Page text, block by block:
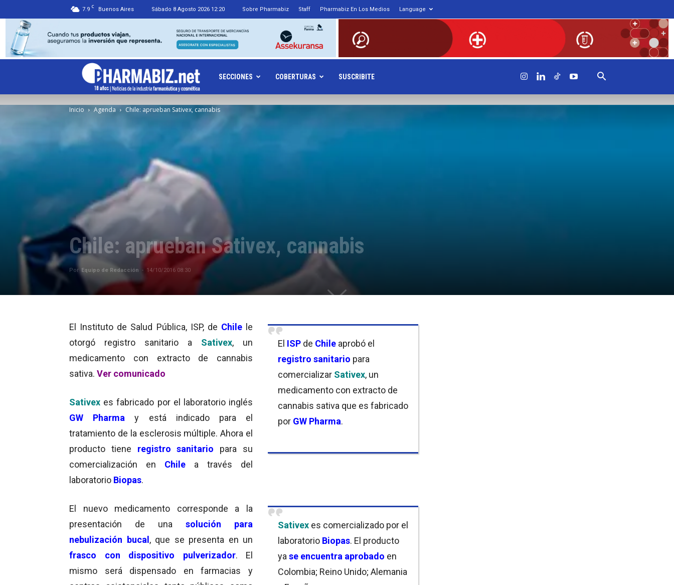
7.9 C Buenos Aires Sábado 8 Agosto 2026 12:20 Sobre Pharmabiz Staff Pharmabiz En Los Medios Language
Pharmabiz.NET
SECCIONES COBERTURAS SUSCRIBITE
Inicio Agenda Chile: aprueban Sativex, cannabis
Chile: aprueban Sativex, cannabis
Por Equipo de Redacción - 14/10/2016 08:30
El ISP de Chile aprobó el
registro sanitario para
comercializar Sativex, un
medicamento con extracto de
cannabis sativa que es fabricado
por GW Pharma.
El Instituto de Salud Pública, ISP, de Chilele
otorgó registro sanitario a Sativex, un
medicamento con extracto de cannabis
sativa. Ver comunicado
Sativex es fabricado por el laboratorio inglés
GW Pharma y está indicado para el
tratamiento de la esclerosis múltiple. Ahora el
producto tiene registro sanitario
para su
comercialización en Chile a través del
laboratorio Biopas.
Sativex es comercializado por el
laboratorio Biopas. El producto
ya se encuentra aprobado en
Colombia; Reino Unido; Alemania
El nuevo medicamento corresponde a la
presentación de una solución para
nebulización bucal, que se presenta en un
frasco con dispositivo pulverizador. El
mismo será dispensado en farmacias y